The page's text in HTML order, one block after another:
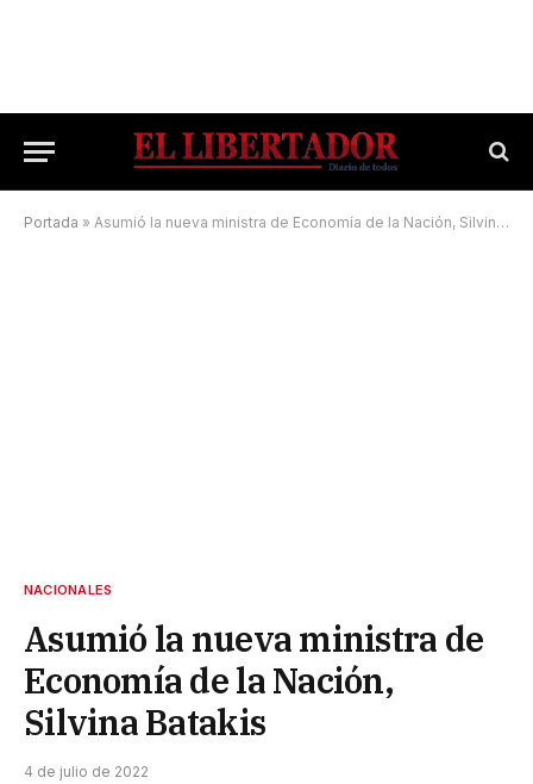
Portada » Asumió la nueva ministra de Economía de la Nación, Silvina Batakis
NACIONALES
Asumió la nueva ministra de
Economía de la Nación,
Silvina Batakis
4 de julio de 2022